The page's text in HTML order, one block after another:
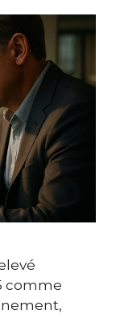
comme